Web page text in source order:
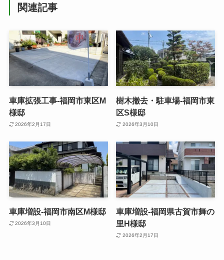
関連記事
車庫拡張工事-福岡市東区M
様邸
2026年2月17日
樹木撤去・駐車場-福岡市東
区S様邸
2026年3月10日
車庫増設-福岡市南区M様邸
2026年3月10日
車庫増設-福岡県古賀市舞の
里H様邸
2026年2月17日